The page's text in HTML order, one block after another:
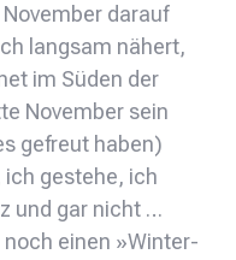
darauf
langsam nähert,
im Süden der
November sein
gefreut haben)
gestehe, ich
und gar nicht …
einen »Winter-